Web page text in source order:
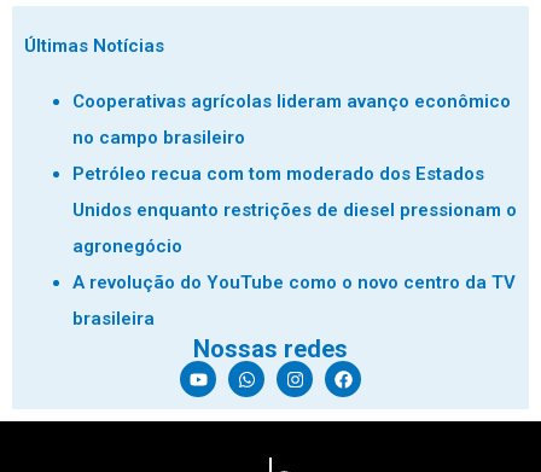
Últimas Notícias
Cooperativas agrícolas lideram avanço econômico
no campo brasileiro
Petróleo recua com tom moderado dos Estados
Unidos enquanto restrições de diesel pressionam o
agronegócio
A revolução do YouTube como o novo centro da TV
brasileira
Nossas redes